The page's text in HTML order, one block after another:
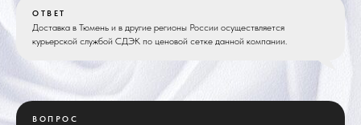
ОТВЕТ
Доставка в Тюмень и в другие регионы России осуществляется
курьерской службой СДЭК по ценовой сетке данной компании.
ВОПРОС